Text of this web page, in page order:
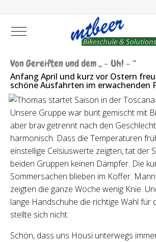
Mobile Menu Toggle
Von Gereiften und dem „ - Uh! - “
Anfang April und kurz vor Ostern
schöne Ausfahrten im erwachenden
Unsere Gruppe war bunt gemischt mit
aber brav getrennt nach den
harmonisch. Dass die Temperaturen
einstellige Celsiuswerte zeigten, tat der
beiden Gruppen keinen Dämpfer. Die
Sommersachen blieben im Koffer.
zeigten die ganze Woche wenig Knie.
lange Handschuhe die richtige Wahl für
stellte sich nicht.
Schön, dass uns Housi unterwegs